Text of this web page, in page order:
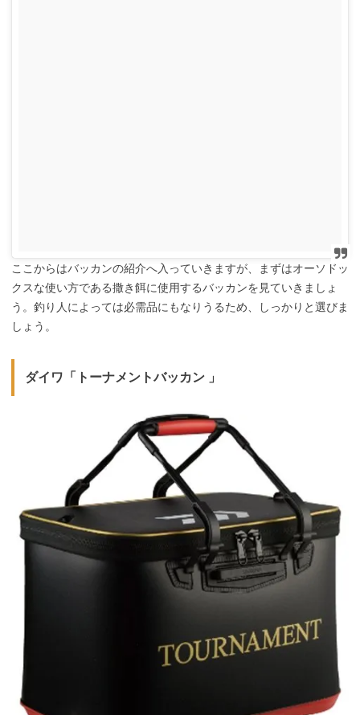
ここからはバッカンの紹介へ入っていきますが、まずはオーソドッ
クスな使い方である撒き餌に使用するバッカンを見ていきましょ
う。釣り人によっては必需品にもなりうるため、しっかりと選びま
しょう。
ダイワ「トーナメントバッカン 」